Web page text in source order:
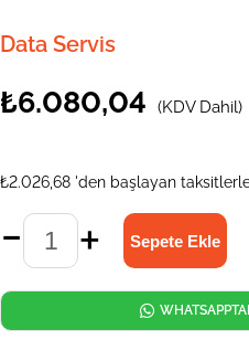
Data Servis
₺6.080,04 (KDV Dahil)
₺2.026,68 'den başlayan